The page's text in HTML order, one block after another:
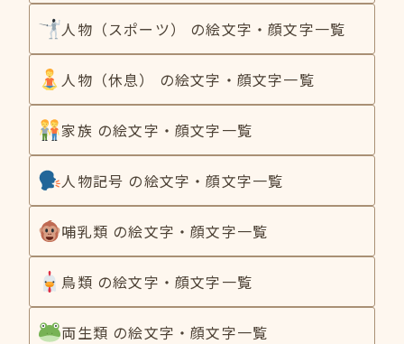
人物（スポーツ） の絵文字・顔文字一覧
人物（休息） の絵文字・顔文字一覧
家族 の絵文字・顔文字一覧
人物記号 の絵文字・顔文字一覧
哺乳類 の絵文字・顔文字一覧
鳥類 の絵文字・顔文字一覧
両生類 の絵文字・顔文字一覧